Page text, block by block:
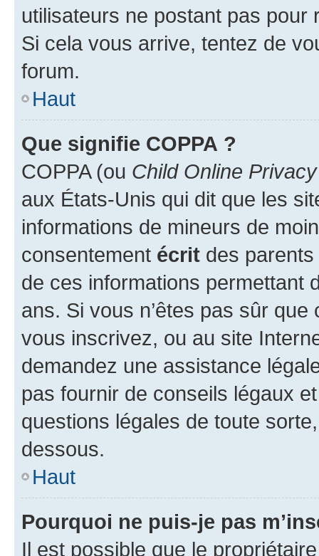
utilisateurs ne postant pas pour
Si cela vous arrive, tentez de
forum.
Haut
Que signifie COPPA ?
COPPA (ou Child Online
aux États-Unis qui dit que les
informations de mineurs de
consentement écrit des parents
de ces informations permettant
ans. Si vous n’êtes pas sûr
vous inscrivez, ou au site
demandez une assistance
pas fournir de conseils légaux
questions légales de toute
dessous.
Haut
Pourquoi ne puis-je pas
Il est possible que le